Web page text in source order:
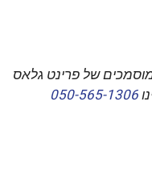
של פרינט גלאס
050-565-1306